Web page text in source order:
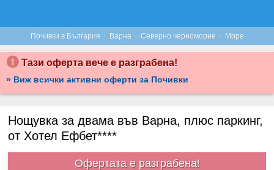
Почивки в България · Варна · Северно черноморие · Море
Тази оферта вече е разграбена!
» Виж всички активни оферти за Почивки
Нощувка за двама във Варна, плюс паркинг,
от Хотел Ефбет****
Офертата е разграбена!